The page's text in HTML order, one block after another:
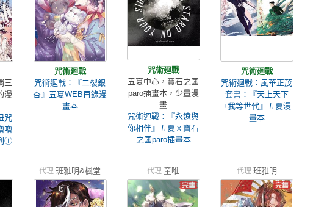
三
漫
咒
嚕
①
咒術廻戰
咒術迴戰：『二裂銀
杏』五夏WEB再錄漫
畫本
咒術廻戰
五夏中心，寶石之國
paro插畫本，少量漫
畫
咒術迴戰：『永遠與
你相伴』五夏ｘ寶石
之國paro插畫本
咒術廻戰
咒術迴戰：風華正茂
套書：『天上天下
+我等世代』五夏漫
畫本
代理 班雅明&楓堂 代理 童唯 代理 班雅明